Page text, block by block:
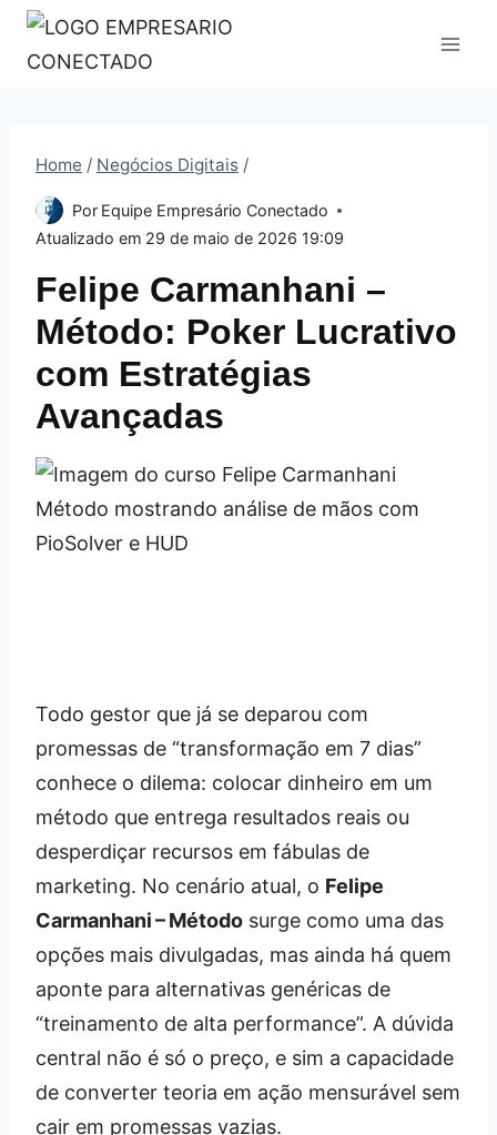
Pular
para
Home / Negócios Digitais /
Por Equipe Empresário Conectado
Atualizado em 29 de maio de 2026 19:09
Felipe Carmanhani –
Método: Poker Lucrativo
com Estratégias
Avançadas
Todo gestor que já se deparou com
promessas de “transformação em 7 dias”
conhece o dilema: colocar dinheiro em um
método que entrega resultados reais ou
desperdiçar recursos em fábulas de
marketing. No cenário atual, o Felipe
Carmanhani – Método surge como uma das
opções mais divulgadas, mas ainda há quem
aponte para alternativas genéricas de
“treinamento de alta performance”. A dúvida
central não é só o preço, e sim a capacidade
de converter teoria em ação mensurável sem
cair em promessas vazias.